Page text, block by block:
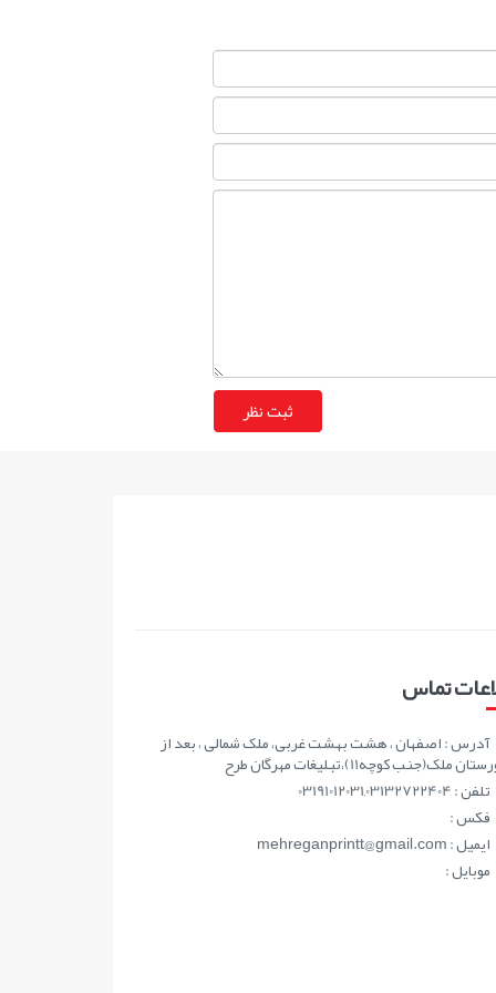
تماس
آدرس : اصفهان ، هشت بهشت غربی، ملک شمالی ، بعد از
ملک(جنب کوچه11)،تبلیغات مهرگان طرح
تلفن : 03191012031,03132722404
فکس :
ايميل : mehreganprintt@gmail.com
موبايل :